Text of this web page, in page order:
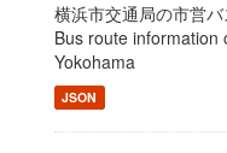
横浜市交通局の市営
Bus route information
Yokohama
JSON